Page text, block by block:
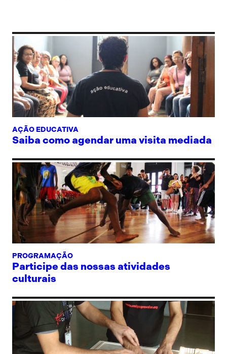
AÇÃO EDUCATIVA
Saiba como agendar uma visita mediada
PROGRAMAÇÃO
Participe das nossas atividades
culturais